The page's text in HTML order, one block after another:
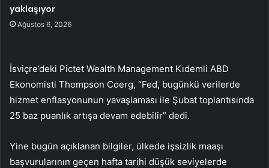
yaklaşıyor
Ağustos 6, 2026
İsviçre’deki Pictet Wealth Management Kıdemli ABD
Ekonomisti Thompson Coerg, “Fed, bugünkü verilerde
hizmet enflasyonunun yavaşlaması ile Şubat toplantısında
25 baz puanlık artışa devam edebilir” dedi.
Yine bugün açıklanan bilgiler, ülkede işsizlik maaşı
başvurularının geçen hafta tarihi düşük seviyelerde